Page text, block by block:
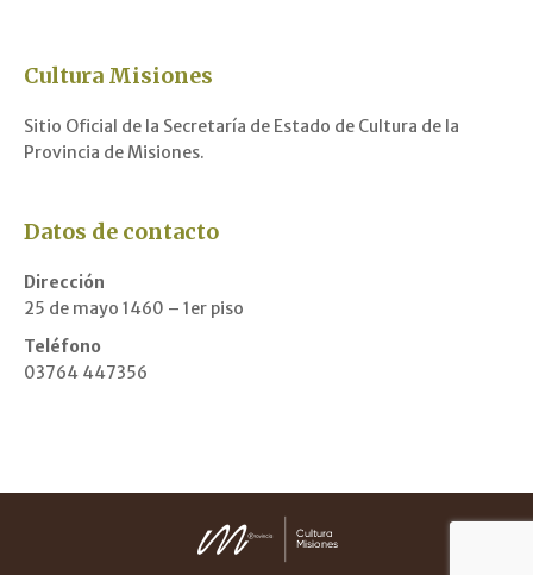
Cultura Misiones
Sitio Oficial de la Secretaría de Estado de Cultura de la
Provincia de Misiones.
Datos de contacto
Dirección
25 de mayo 1460 – 1er piso
Teléfono
03764 447356